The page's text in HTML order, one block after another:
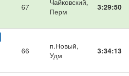
67
Чайковский,
Перм
3:29:50
66
п.Новый,
Удм
3:34:13